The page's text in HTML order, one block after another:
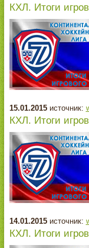
КХЛ. Итоги
15.01.2015источник:
КХЛ. Итоги
14.01.2015источник:
КХЛ. Итоги